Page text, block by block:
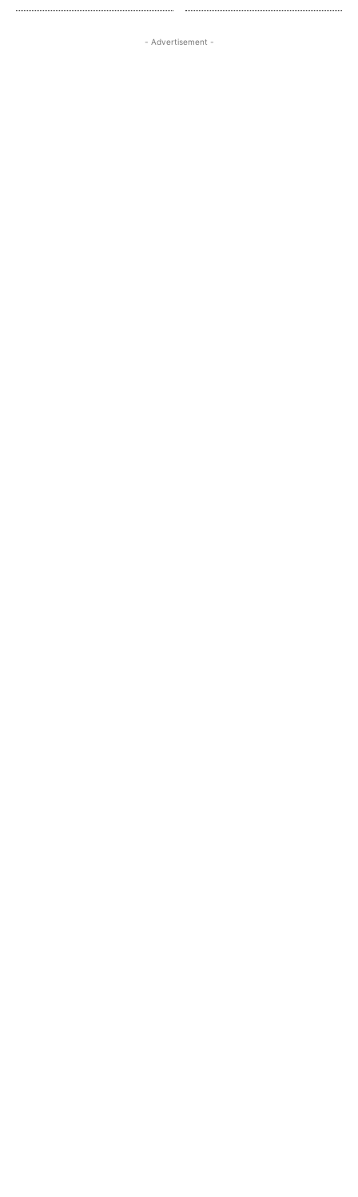
- Advertisement -